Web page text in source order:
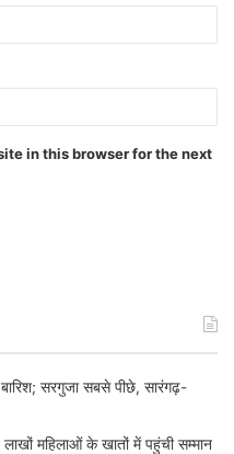
in this browser for the next
सरगुजा सबसे पीछे, सारंगढ़-
महिलाओं के खातों में पहुंची सम्मान